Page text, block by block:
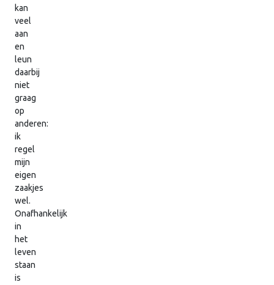
kan
veel
aan
en
leun
daarbij
niet
graag
op
anderen:
ik
regel
mijn
eigen
zaakjes
wel.
Onafhankelijk
in
het
leven
staan
is